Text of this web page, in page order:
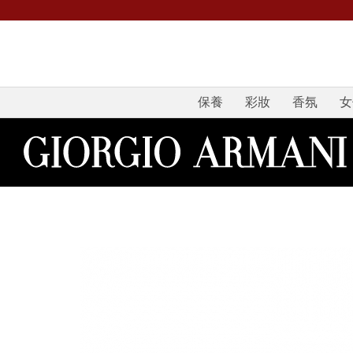
保養 彩妝 香氛